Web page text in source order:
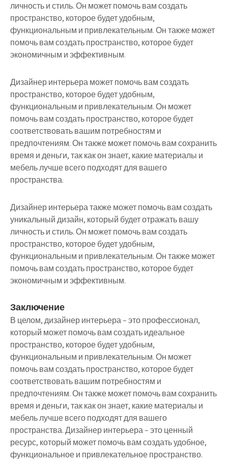
личность и стиль. Он может помочь вам создать
пространство, которое будет удобным,
функциональным и привлекательным. Он также может
помочь вам создать пространство, которое будет
экономичным и эффективным.
Дизайнер интерьера может помочь вам создать
пространство, которое будет удобным,
функциональным и привлекательным. Он может
помочь вам создать пространство, которое будет
соответствовать вашим потребностям и
предпочтениям. Он также может помочь вам сохранить
время и деньги, так как он знает, какие материалы и
мебель лучше всего подходят для вашего
пространства.
Дизайнер интерьера также может помочь вам создать
уникальный дизайн, который будет отражать вашу
личность и стиль. Он может помочь вам создать
пространство, которое будет удобным,
функциональным и привлекательным. Он также может
помочь вам создать пространство, которое будет
экономичным и эффективным.
Заключение
В целом, дизайнер интерьера – это профессионал,
который может помочь вам создать идеальное
пространство, которое будет удобным,
функциональным и привлекательным. Он может
помочь вам создать пространство, которое будет
соответствовать вашим потребностям и
предпочтениям. Он также может помочь вам сохранить
время и деньги, так как он знает, какие материалы и
мебель лучше всего подходят для вашего
пространства. Дизайнер интерьера – это ценный
ресурс, который может помочь вам создать удобное,
функциональное и привлекательное пространство.